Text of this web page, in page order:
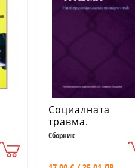
Социалната
травма.
Сборник